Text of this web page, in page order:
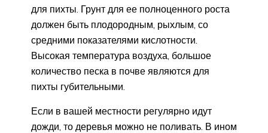
для пихты. Грунт для ее полноценного роста
должен быть плодородным, рыхлым, со
средними показателями кислотности.
Высокая температура воздуха, большое
количество песка в почве являются для
пихты губительными.
Если в вашей местности регулярно идут
дожди, то деревья можно не поливать. В ином